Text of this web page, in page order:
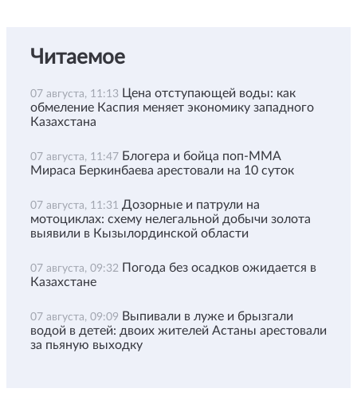
Читаемое
07 августа, 11:13 Цена отступающей воды: как
обмеление Каспия меняет экономику западного
Казахстана
07 августа, 11:47 Блогера и бойца поп-ММА
Мираса Беркинбаева арестовали на 10 суток
07 августа, 11:31 Дозорные и патрули на
мотоциклах: схему нелегальной добычи золота
выявили в Кызылординской области
07 августа, 09:32 Погода без осадков ожидается в
Казахстане
07 августа, 09:09 Выпивали в луже и брызгали
водой в детей: двоих жителей Астаны арестовали
за пьяную выходку